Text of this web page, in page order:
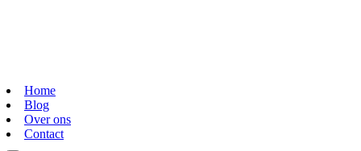
Home
Blog
Over ons
Contact